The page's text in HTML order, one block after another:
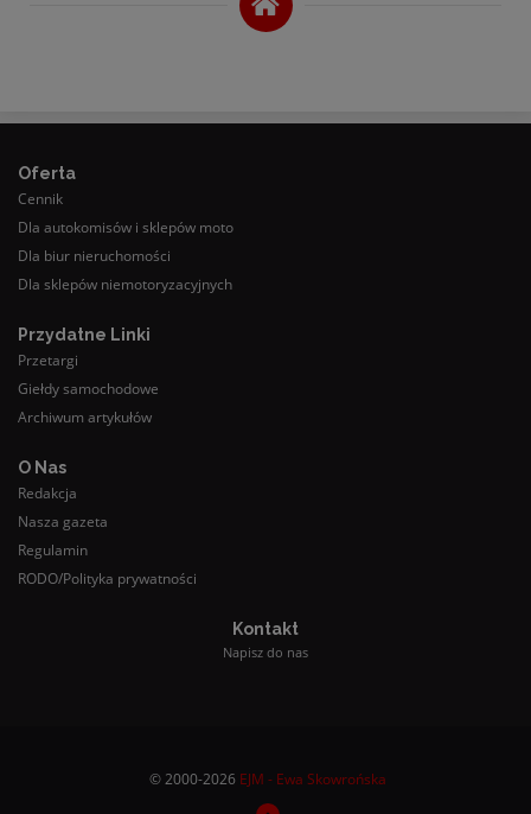
Oferta
Cennik
Dla autokomisów i sklepów moto
Dla biur nieruchomości
Dla sklepów niemotoryzacyjnych
Przydatne Linki
Przetargi
Giełdy samochodowe
Archiwum artykułów
O Nas
Redakcja
Nasza gazeta
Regulamin
RODO/Polityka prywatności
Kontakt
Napisz do nas
© 2000-2026 EJM - Ewa Skowrońska